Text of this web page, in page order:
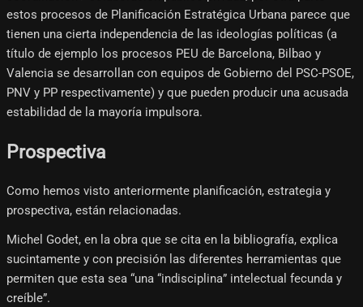
estos procesos de Planificación Estratégica Urbana parece que
tienen una cierta independencia de las ideologías políticas (a
título de ejemplo los procesos PEU de Barcelona, Bilbao y
Valencia se desarrollan con equipos de Gobierno del PSC-PSOE,
PNV y PP respectivamente) y que pueden producir una acusada
estabilidad de la mayoría impulsora.
Prospectiva
Como hemos visto anteriormente planificación, estrategia y
prospectiva, están relacionadas.
Michel Godet, en la obra que se cita en la bibliografía, explica
sucintamente y con precisión las diferentes herramientas que
permiten que esta sea “una “indisciplina” intelectual fecunda y
creíble”.